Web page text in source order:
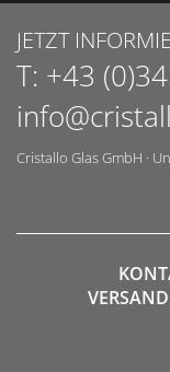
JETZT
T: +43
Cristallo Glas GmbH ·